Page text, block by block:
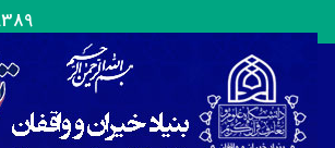
بنیاد خیران و واقفان دانشگاه علوم و
1399 در راستای دستیابی به حاکمیت
مفسران حقیقی آن، یعنی اهل‌بیت
زمینه‌های لازم را برای جذب و مشارکت